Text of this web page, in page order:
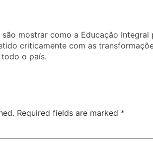
mostrar como a Educação
criticamente com as
todo o país.
Required fields are marked *